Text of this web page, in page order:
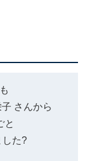
さんから
と
した?